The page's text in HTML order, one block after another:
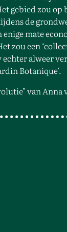
gebied zou op
de
enige mate
zou een
alweer
Botanique’.
van Anna